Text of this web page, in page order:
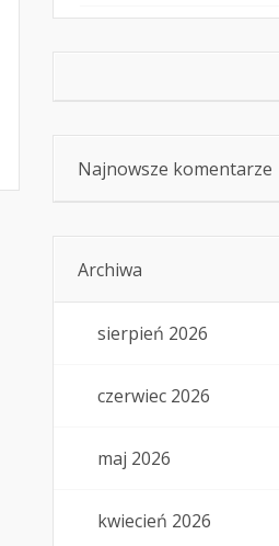
Najnowsze komentarze
Archiwa
sierpień 2026
czerwiec 2026
maj 2026
kwiecień 2026